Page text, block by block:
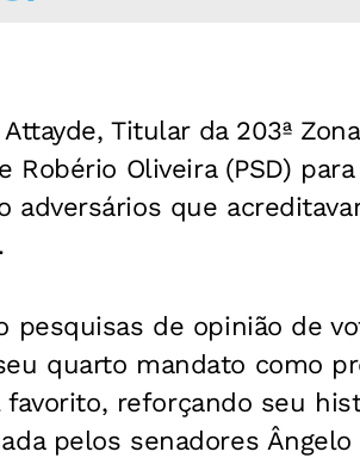
Titular da 203ª
Robério Oliveira (PSD)
adversários que
pesquisas de opinião de
quarto mandato como
reforçando seu
pelos senadores